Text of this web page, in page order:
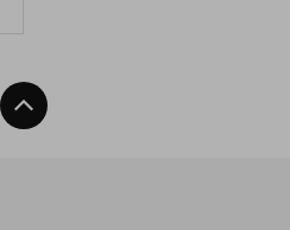
Back To Top